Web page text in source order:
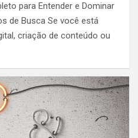
para Entender e Dominar
de Busca Se você está
criação de conteúdo ou